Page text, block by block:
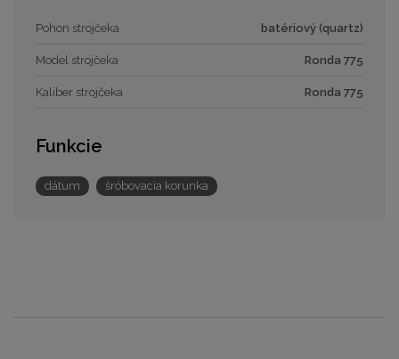
Pohon strojčeka batériový (quartz)
Model strojčeka Ronda 775
Kaliber strojčeka Ronda 775
Funkcie
dátum šróbovacia korunka